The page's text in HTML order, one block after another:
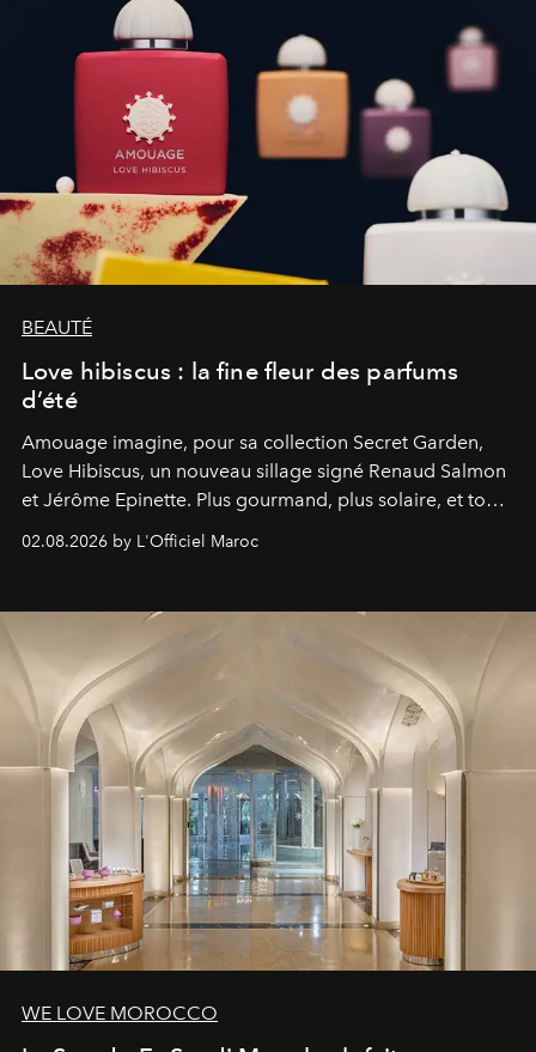
BEAUTÉ
Love hibiscus : la fine fleur des parfums
d’été
Amouage imagine, pour sa collection Secret Garden,
Love Hibiscus, un nouveau sillage signé Renaud Salmon
et Jérôme Epinette. Plus gourmand, plus solaire, et tout
02.08.2026 by L'Officiel Maroc
WE LOVE MOROCCO